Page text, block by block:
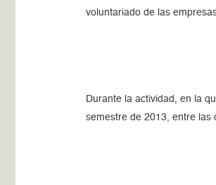
voluntariado de las
Durante la actividad, en la
semestre de 2013, entre las